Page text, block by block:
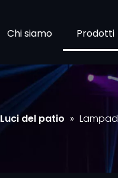
Chi siamo Prodotti
Luci del patio »